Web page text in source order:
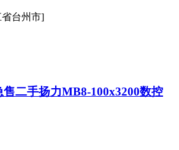
省台州市]
二手扬力MB8-100x3200数控